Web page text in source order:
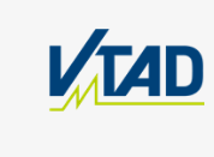
springen